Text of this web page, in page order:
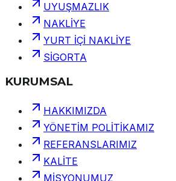
UYUŞMAZLIK
NAKLİYE
YURT İÇİ NAKLİYE
SİGORTA
KURUMSAL
HAKKIMIZDA
YÖNETİM POLİTİKAMIZ
REFERANSLARIMIZ
KALİTE
MİSYONUMUZ